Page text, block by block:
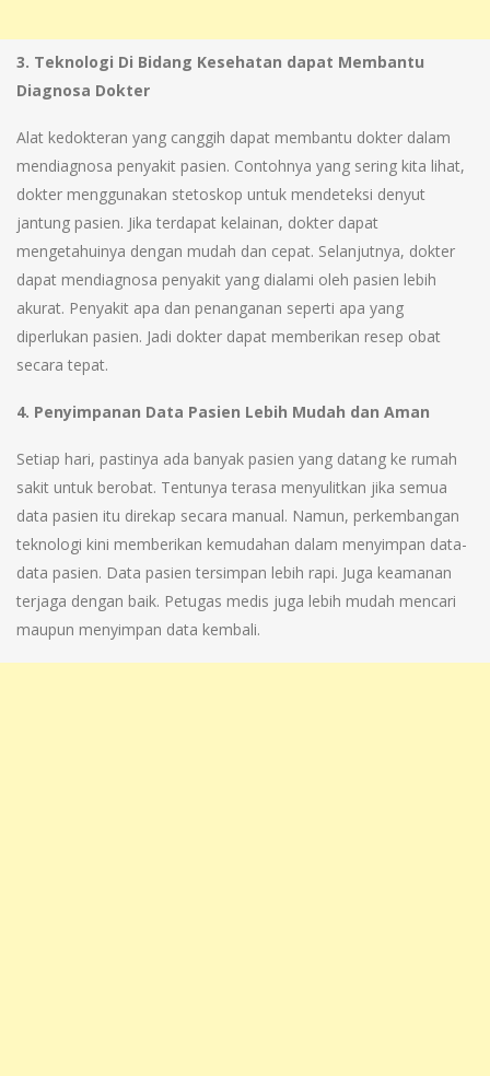
3. Teknologi Di Bidang Kesehatan dapat Membantu
Diagnosa Dokter
Alat kedokteran yang canggih dapat membantu dokter dalam
mendiagnosa penyakit pasien. Contohnya yang sering kita lihat,
dokter menggunakan stetoskop untuk mendeteksi denyut
jantung pasien. Jika terdapat kelainan, dokter dapat
mengetahuinya dengan mudah dan cepat. Selanjutnya, dokter
dapat mendiagnosa penyakit yang dialami oleh pasien lebih
akurat. Penyakit apa dan penanganan seperti apa yang
diperlukan pasien. Jadi dokter dapat memberikan resep obat
secara tepat.
4. Penyimpanan Data Pasien Lebih Mudah dan Aman
Setiap hari, pastinya ada banyak pasien yang datang ke rumah
sakit untuk berobat. Tentunya terasa menyulitkan jika semua
data pasien itu direkap secara manual. Namun, perkembangan
teknologi kini memberikan kemudahan dalam menyimpan data-
data pasien. Data pasien tersimpan lebih rapi. Juga keamanan
terjaga dengan baik. Petugas medis juga lebih mudah mencari
maupun menyimpan data kembali.